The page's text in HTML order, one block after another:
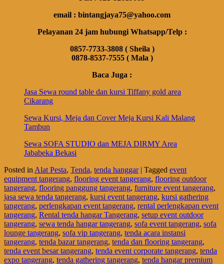
email : bintangjaya75@yahoo.com
Pelayanan 24 jam hubungi Whatsapp/Telp :
0857-7733-3808 ( Sheila )
0878-8537-7555 ( Mala )
Baca Juga :
Jasa Sewa round table dan kursi Tiffany gold area
Cikarang
Sewa Kursi, Meja dan Cover Meja Kursi Kali Malang
Tambun
Sewa SOFA STUDIO dan MEJA DIRMY Area
Jababeka Bekasi
Posted in Alat Pesta, Tenda, tenda hanggar | Tagged event
equipment tangerang, flooring event tangerang, flooring outdoor
tangerang, flooring panggung tangerang, furniture event tangerang,
jasa sewa tenda tangerang, kursi event tangerang, kursi gathering
tangerang, perlengkapan event tangerang, rental perlengkapan event
tangerang, Rental tenda hangar Tangerang, setup event outdoor
tangerang, sewa tenda hangar tangerang, sofa event tangerang, sofa
lounge tangerang, sofa vip tangerang, tenda acara instansi
tangerang, tenda bazar tangerang, tenda dan flooring tangerang,
tenda event besar tangerang, tenda event corporate tangerang, tenda
expo tangerang, tenda gathering tangerang, tenda hangar premium